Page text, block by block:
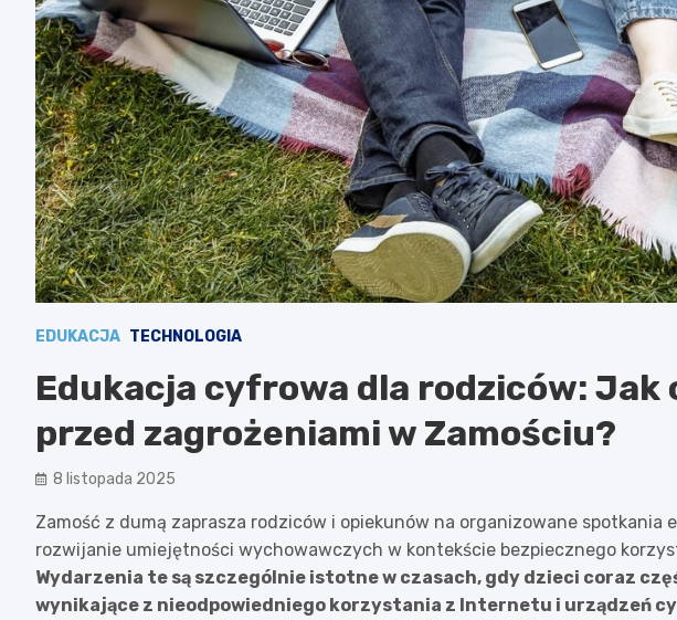
EDUKACJA TECHNOLOGIA
Edukacja cyfrowa dla rodziców: Jak
przed zagrożeniami w Zamościu?
8 listopada 2025
Zamość z dumą zaprasza rodziców i opiekunów na organizowane spotkania
rozwijanie umiejętności wychowawczych w kontekście bezpiecznego
Wydarzenia te są szczególnie istotne w czasach, gdy dzieci coraz
wynikające z nieodpowiedniego korzystania z Internetu i urządzeń